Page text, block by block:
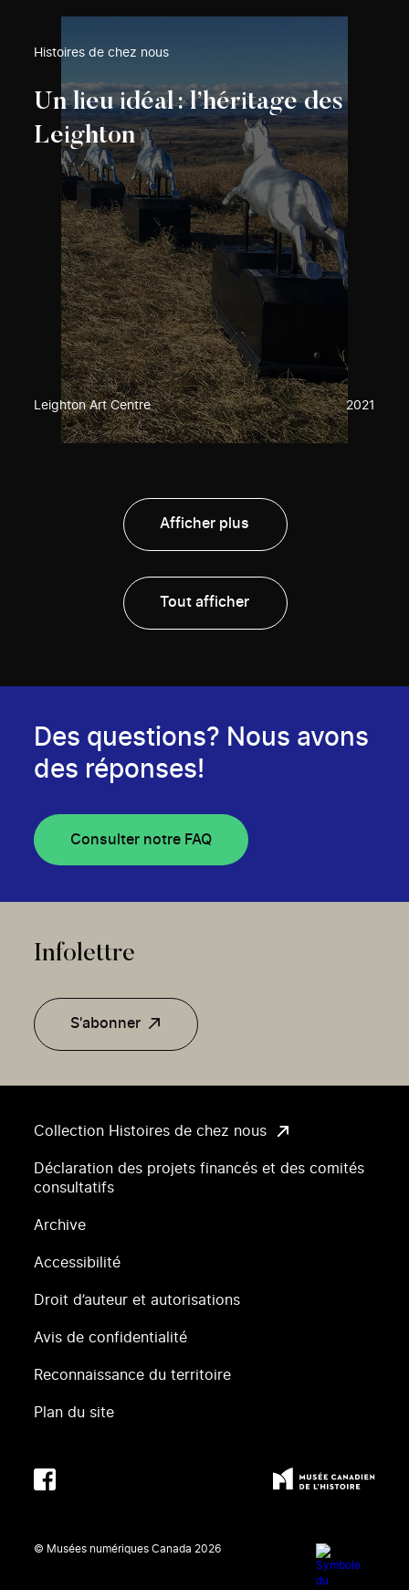
Histoires de chez nous
Un lieu idéal : l’héritage des
Leighton
Leighton Art Centre 2021
Afficher plus
Tout afficher
Collection Histoires de chez nous
Déclaration des projets financés et des comités
consultatifs
Archive
Accessibilité
Droit d’auteur et autorisations
Avis de confidentialité
Reconnaissance du territoire
Plan du site
© Musées numériques Canada 2026
Des questions? Nous avons
des réponses!
Consulter notre FAQ
Infolettre
S'abonner